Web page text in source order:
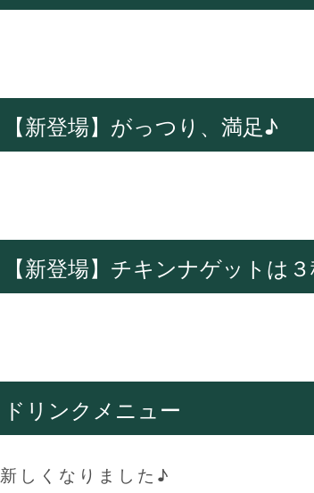
【新登場】がっつり、満足♪
【新登場】チキンナゲットは
ドリンクメニュー
新しくなりました♪